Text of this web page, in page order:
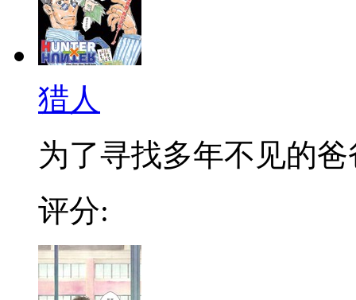
猎人
为了寻找多年不见的爸
评分: